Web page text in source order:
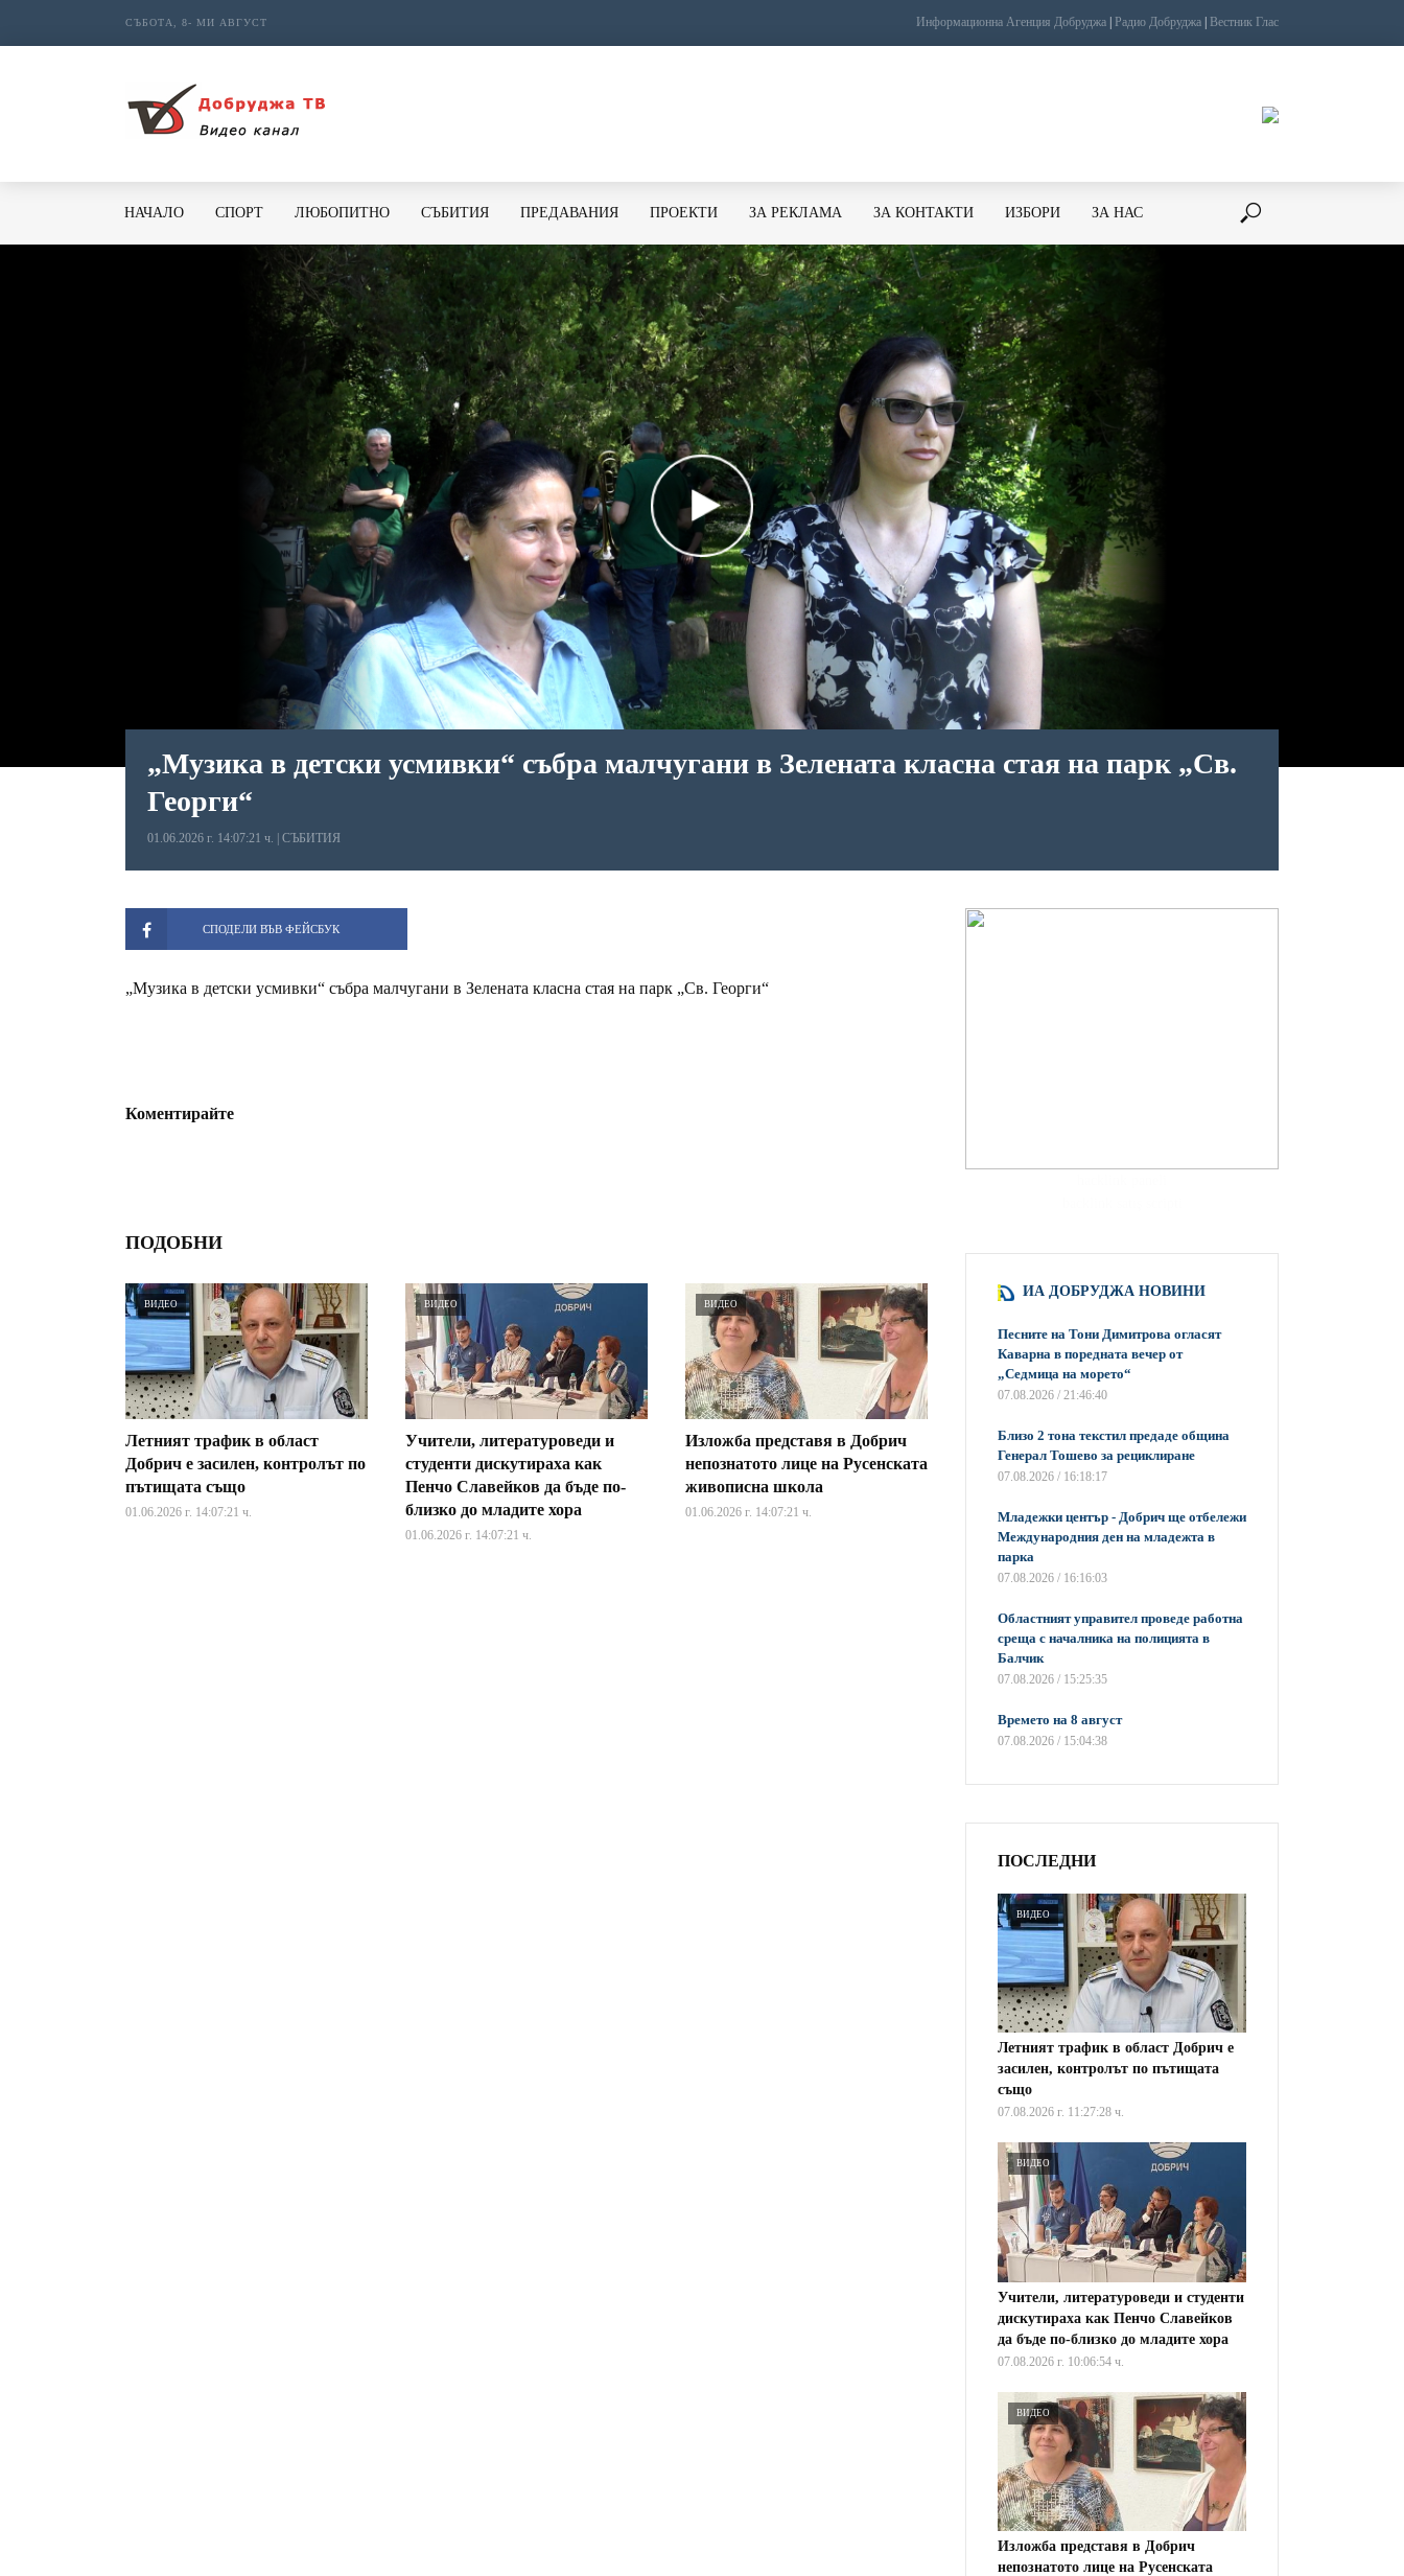
СЪБОТА, 8- МИ АВГУСТ Информационна Агенция Добруджа Радио Добруджа Вестник Глас
НАЧАЛО СПОРТ ЛЮБОПИТНО СЪБИТИЯ ПРЕДАВАНИЯ ПРОЕКТИ ЗА РЕКЛАМА ЗА КОНТАКТИ ИЗБОРИ ЗА НАС
„Музика в детски усмивки“ събра малчугани в Зелената класна стая на парк „Св.
Георги“
01.06.2026 г. 14:07:21 ч. СЪБИТИЯ
СПОДЕЛИ ВЪВ ФЕЙСБУК
„Музика в детски усмивки“ събра малчугани в Зелената класна стая на парк „Св. Георги“
Коментирайте
ПОДОБНИ
ВИДЕО
Летният трафик в област
Добрич е засилен, контролът по
пътищата също
01.06.2026 г. 14:07:21 ч.
ВИДЕО
Учители, литературоведи и
студенти дискутираха как
Пенчо Славейков да бъде по-
близко до младите хора
01.06.2026 г. 14:07:21 ч.
ВИДЕО
Изложба представя в Добрич
непознатото лице на Русенската
живописна школа
01.06.2026 г. 14:07:21 ч.
ИА ДОБРУДЖА НОВИНИ
Песните на Тони Димитрова огласят
Каварна в поредната вечер от
„Седмица на морето“
07.08.2026 / 21:46:40
Близо 2 тона текстил предаде община
Генерал Тошево за рециклиране
07.08.2026 / 16:18:17
Младежки център - Добрич ще отбележи
Международния ден на младежта в
парка
07.08.2026 / 16:16:03
Областният управител проведе работна
среща с началника на полицията в
Балчик
07.08.2026 / 15:25:35
Времето на 8 август
07.08.2026 / 15:04:38
ПОСЛЕДНИ
ВИДЕО
Летният трафик в област Добрич е
засилен, контролът по пътищата
също
07.08.2026 г. 11:27:28 ч.
ВИДЕО
Учители, литературоведи и студенти
дискутираха как Пенчо Славейков
да бъде по-близко до младите хора
07.08.2026 г. 10:06:54 ч.
ВИДЕО
Изложба представя в Добрич
непознатото лице на Русенската